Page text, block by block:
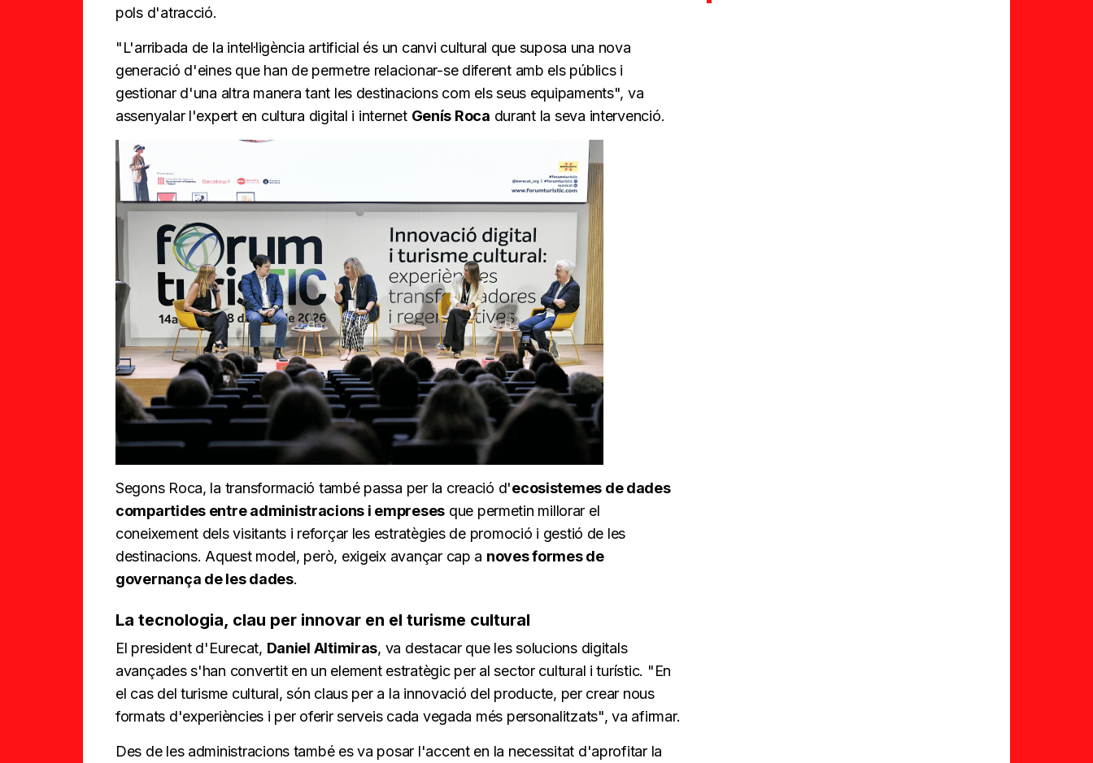
pols d'atracció.
"L'arribada de la intel·ligència artificial és un canvi cultural que suposa una nova
generació d'eines que han de permetre relacionar-se diferent amb els públics i
gestionar d'una altra manera tant les destinacions com els seus equipaments", va
assenyalar l'expert en cultura digital i internet Genís Roca durant la seva intervenció.
Segons Roca, la transformació també passa per la creació d'ecosistemes de dades
compartides entre administracions i empreses que permetin millorar el
coneixement dels visitants i reforçar les estratègies de promoció i gestió de les
destinacions. Aquest model, però, exigeix avançar cap a noves formes de
governança de les dades.
La tecnologia, clau per innovar en el turisme cultural
El president d'Eurecat, Daniel Altimiras, va destacar que les solucions digitals
avançades s'han convertit en un element estratègic per al sector cultural i turístic. "En
el cas del turisme cultural, són claus per a la innovació del producte, per crear nous
formats d'experiències i per oferir serveis cada vegada més personalitzats", va afirmar.
Des de les administracions també es va posar l'accent en la necessitat d'aprofitar la